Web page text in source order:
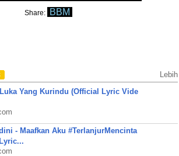
Share: BBM
Lebih
Yang Kurindu (Official Lyric Vide
- Maafkan Aku #TerlanjurMencinta